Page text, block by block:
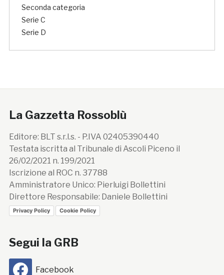
Seconda categoria
Serie C
Serie D
La Gazzetta Rossoblù
Editore: BLT s.r.l.s. - P.IVA 02405390440
Testata iscritta al Tribunale di Ascoli Piceno il
26/02/2021 n. 199/2021
Iscrizione al ROC n. 37788
Amministratore Unico: Pierluigi Bollettini
Direttore Responsabile: Daniele Bollettini
Privacy Policy Cookie Policy
Segui la GRB
Facebook